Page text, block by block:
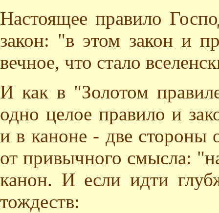
Настоящее правило
закон: "в этом закон и
вечное, что стало
И как в "Золотом
одно целое правило и
и в каноне - две стороны
от привычного смысла:
канон. И если идти
тождеств: